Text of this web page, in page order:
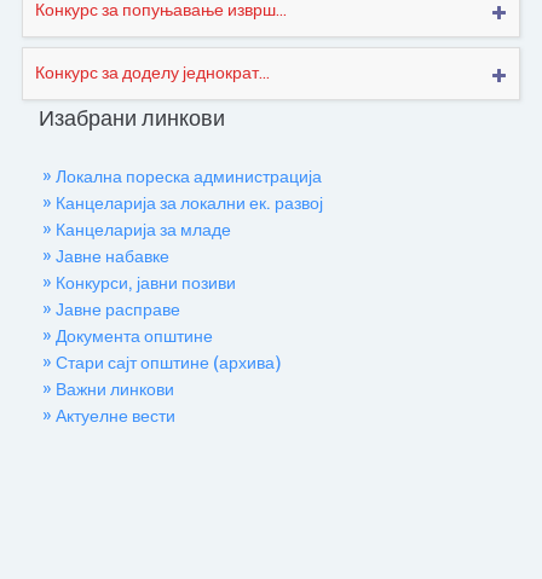
Конкурс за попуњавање изврш...
Конкурс за доделу једнократ...
Изабрани линкови
» Локална пореска администрација
» Канцеларија за локални ек. развој
» Канцеларија за младе
» Јавне набавке
» Конкурси, јавни позиви
» Јавне расправе
» Документа општине
» Стари сајт општине (архива)
» Важни линкови
» Актуелне вести